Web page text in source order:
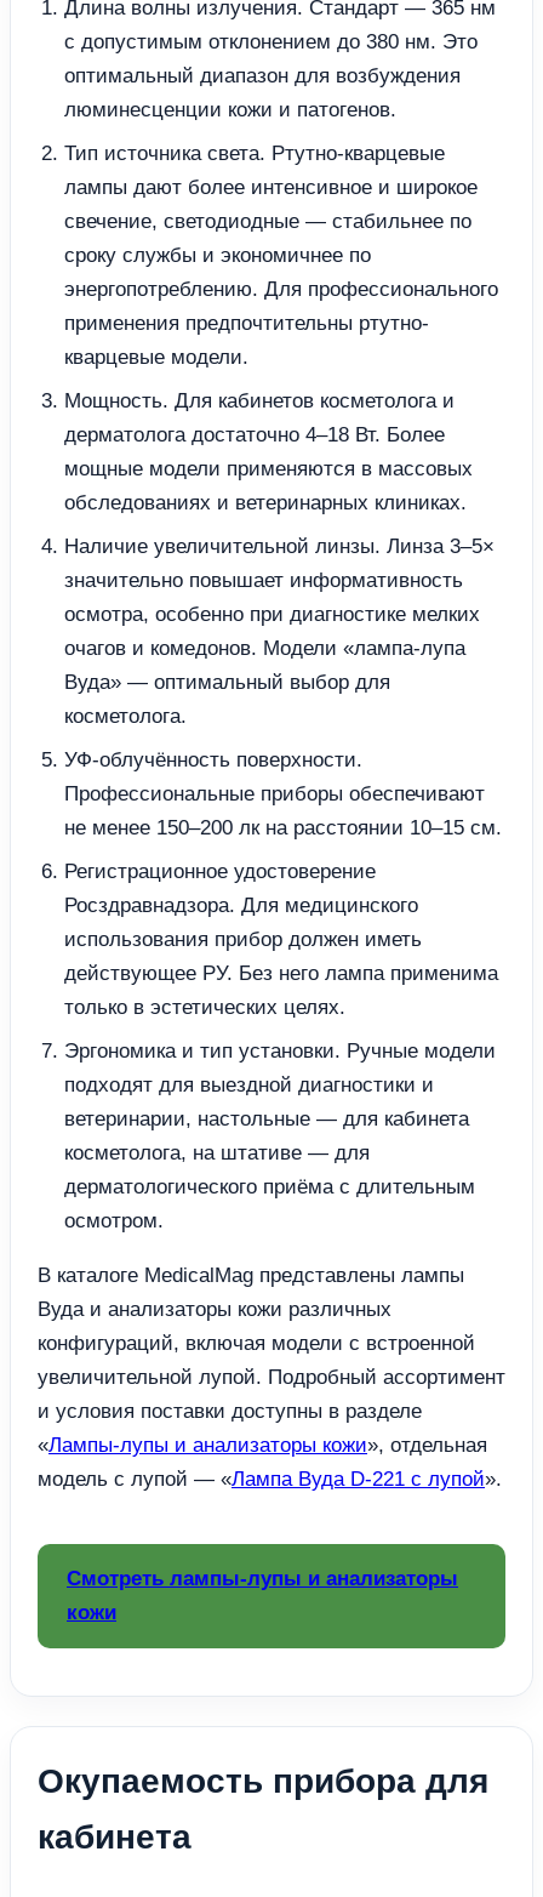
Длина волны излучения. Стандарт — 365 нм
с допустимым отклонением до 380 нм. Это
оптимальный диапазон для возбуждения
люминесценции кожи и патогенов.
Тип источника света. Ртутно-кварцевые
лампы дают более интенсивное и широкое
свечение, светодиодные — стабильнее по
сроку службы и экономичнее по
энергопотреблению. Для профессионального
применения предпочтительны ртутно-
кварцевые модели.
Мощность. Для кабинетов косметолога и
дерматолога достаточно 4–18 Вт. Более
мощные модели применяются в массовых
обследованиях и ветеринарных клиниках.
Наличие увеличительной линзы. Линза 3–5×
значительно повышает информативность
осмотра, особенно при диагностике мелких
очагов и комедонов. Модели «лампа-лупа
Вуда» — оптимальный выбор для
косметолога.
УФ-облучённость поверхности.
Профессиональные приборы обеспечивают
не менее 150–200 лк на расстоянии 10–15 см.
Регистрационное удостоверение
Росздравнадзора. Для медицинского
использования прибор должен иметь
действующее РУ. Без него лампа применима
только в эстетических целях.
Эргономика и тип установки. Ручные модели
подходят для выездной диагностики и
ветеринарии, настольные — для кабинета
косметолога, на штативе — для
дерматологического приёма с длительным
осмотром.
В каталоге MedicalMag представлены лампы
Вуда и анализаторы кожи различных
конфигураций, включая модели с встроенной
увеличительной лупой. Подробный ассортимент
и условия поставки доступны в разделе
«Лампы-лупы и анализаторы кожи», отдельная
модель с лупой — «Лампа Вуда D-221 с лупой».
Смотреть лампы-лупы и анализаторы
кожи
Окупаемость прибора для
кабинета